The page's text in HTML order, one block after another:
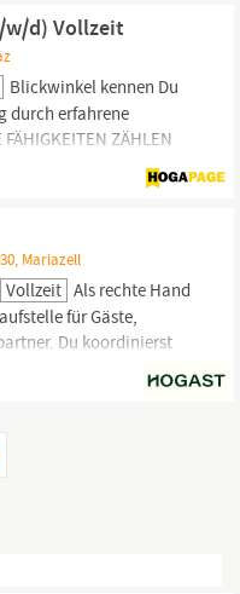
Ausbildung,
w/d) Vollzeit
Blickwinkel kennen Du
durch erfahrene
ZÄHLEN
sei es durch ein Studium,
Mariazell
Vollzeit Als rechte Hand
für Gäste,
Du koordinierst
unterstützt aktiv bei